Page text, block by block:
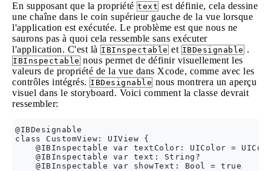
En supposant que la propriété text est définie, cela dessine
une chaîne dans le coin supérieur gauche de la vue lorsque
l'application est exécutée. Le problème est que nous ne
saurons pas à quoi cela ressemble sans exécuter
l'application. C'est là IBInspectable et IBDesignable .
IBInspectable nous permet de définir visuellement les
valeurs de propriété de la vue dans Xcode, comme avec les
contrôles intégrés. IBDesignable nous montrera un aperçu
visuel dans le storyboard. Voici comment la classe devrait
ressembler:
@IBDesignable
class CustomView: UIView {
@IBInspectable var textColor: UIColor =
    @IBInspectable var text: String?
    @IBInspectable var showText: Bool = true